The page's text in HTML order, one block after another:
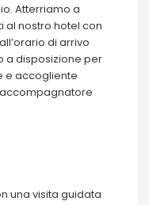
Atterriamo a
nostro hotel con
di arrivo
a disposizione per
e accogliente
una visita guidata